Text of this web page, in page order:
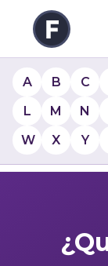
A B C
L
M N
W
X Y